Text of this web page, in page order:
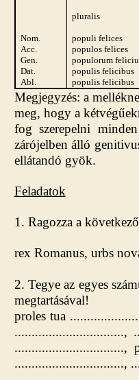
Nom.
Acc.
Gen.
Dat.
Abl.
pluralis
populi felices
populos felices
populorum
populis felicibus
populis felicibus
Megjegyzés: a
meg, hogy a
fog szerepelni
zárójelben álló
ellátandó gyök.
Feladatok
1. Ragozza a
rex Romanus, urbs
2. Tegye az egyes
megtartásával!
proles tua
................................,
................................,
................................,